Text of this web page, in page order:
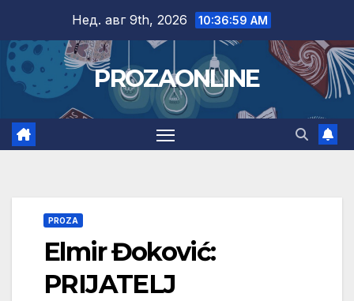
content
Нед. авг 9th, 2026 10:36:59 AM
PROZAONLINE
PROZA
Elmir Đoković:
PRIJATELJ